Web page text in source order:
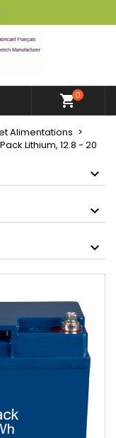
shopping_cart0
Alimentations
Lithium, 12.8 - 20